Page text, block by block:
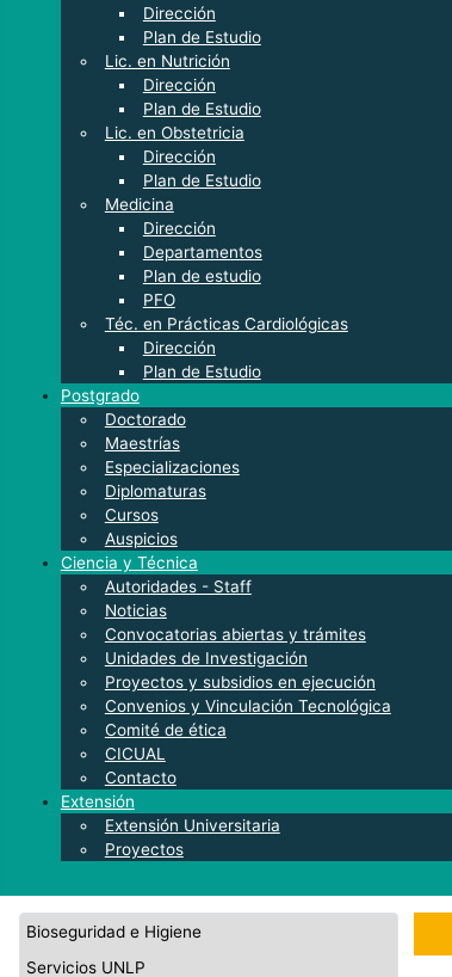
Dirección
Plan de Estudio
Lic. en Nutrición
Dirección
Plan de Estudio
Lic. en Obstetricia
Dirección
Plan de Estudio
Medicina
Dirección
Departamentos
Plan de estudio
PFO
Téc. en Prácticas Cardiológicas
Dirección
Plan de Estudio
Postgrado
Doctorado
Maestrías
Especializaciones
Diplomaturas
Cursos
Auspicios
Ciencia y Técnica
Autoridades - Staff
Noticias
Convocatorias abiertas y trámites
Unidades de Investigación
Proyectos y subsidios en ejecución
Convenios y Vinculación Tecnológica
Comité de ética
CICUAL
Contacto
Extensión
Extensión Universitaria
Proyectos
Bioseguridad e Higiene
Servicios UNLP